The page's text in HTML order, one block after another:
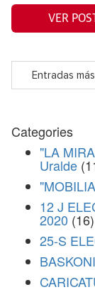
VER
Entradas
Categories
"LA
Uralde
12 J
2020 (16)
25-S